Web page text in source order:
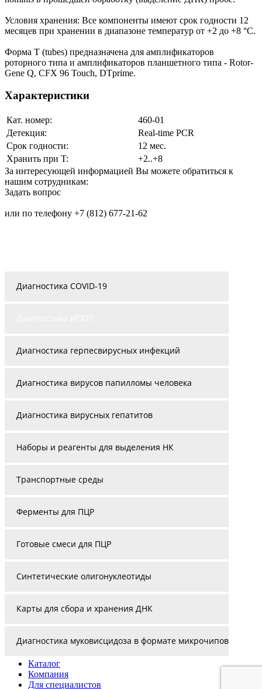
Условия хранения: Все компоненты имеют срок годности 12
месяцев при хранении в диапазоне температур от +2 до +8 °С.
Форма T (tubes) предназначена для амплификаторов
роторного типа и амплификаторов планшетного типа - Rotor-
Gene Q, CFX 96 Touch, DTprime.
Характеристики
Кат. номер:
460-01
Детекция:
Real-time PCR
Срок годности:
12 мес.
Хранить при T:
+2..+8
За интересующей информацией Вы можете обратиться к
нашим сотрудникам:
Задать вопрос
или по телефону +7 (812) 677-21-62
Диагностика COVID-19
Диагностика герпесвирусных инфекций
Диагностика вирусов папилломы человека
Диагностика вирусных гепатитов
Наборы и реагенты для выделения НК
Транспортные среды
Ферменты для ПЦР
Готовые смеси для ПЦР
Синтетические олигонуклеотиды
Карты для сбора и хранения ДНК
Диагностика муковисцидоза в формате микрочипов
Каталог
Компания
Для специалистов